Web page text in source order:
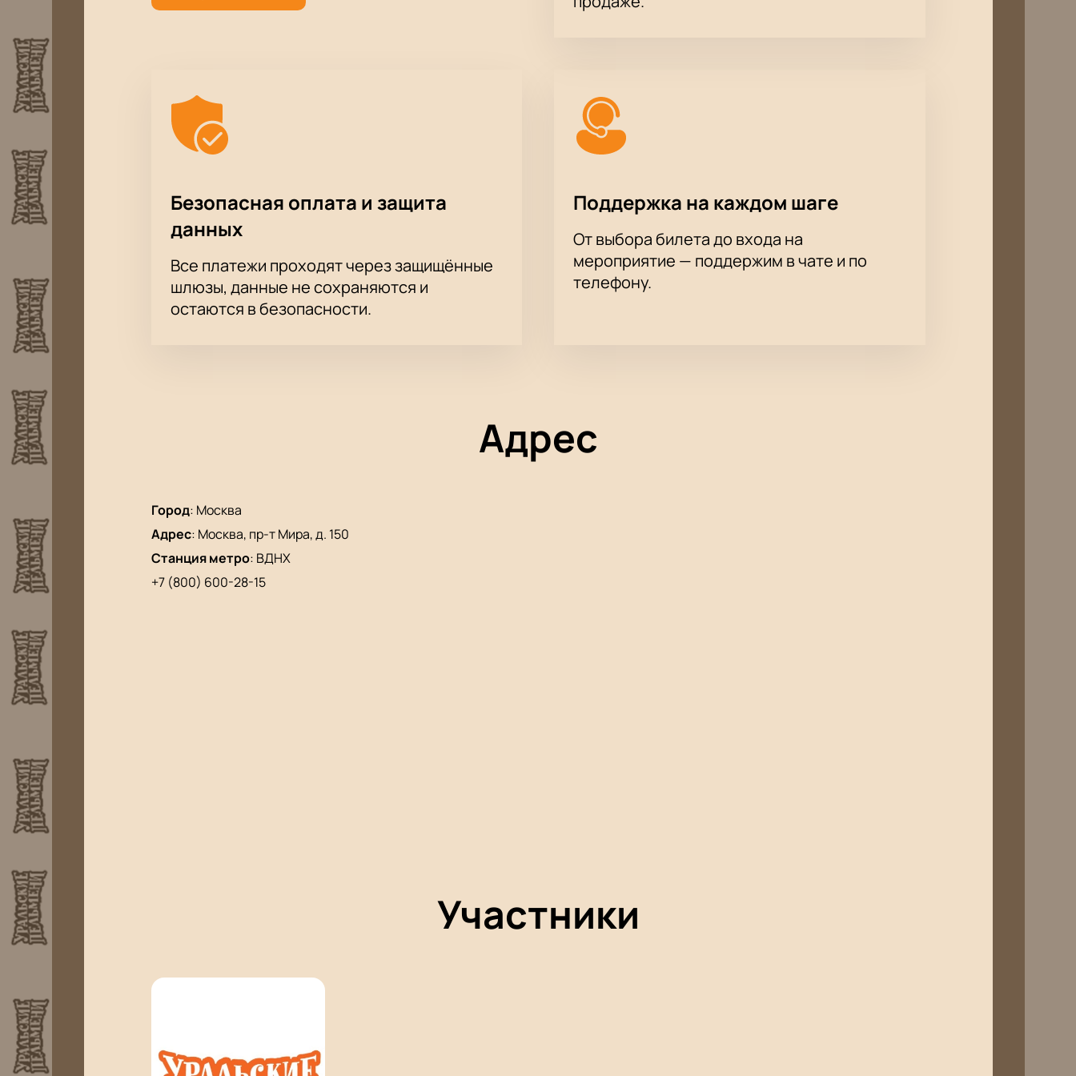
Безопасная оплата и защита
данных
Все платежи проходят через защищённые
шлюзы, данные не сохраняются и
остаются в безопасности.
Поддержка на каждом шаге
От выбора билета до входа на
мероприятие — поддержим в чате и по
телефону.
Адрес
Город: Москва
Адрес: Москва, пр-т Мира, д. 150
Станция метро: ВДНХ
+7 (800) 600-28-15
Участники